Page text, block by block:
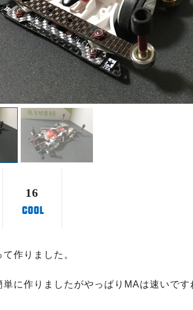
16
作りました。
に作りましたがやっぱりMAは速いです